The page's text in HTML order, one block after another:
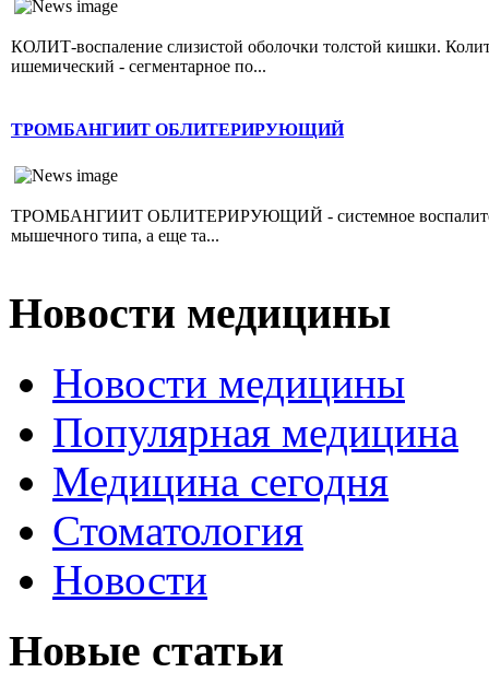
КОЛИТ-воспаление слизистой оболочки толстой кишки.
ишемический - сегментарное по...
ТРОМБАНГИИТ ОБЛИТЕРИРУЮЩИЙ
ТРОМБАНГИИТ ОБЛИТЕРИРУЮЩИЙ - системное
мышечного типа, а еще та...
Новости медицины
Новости медицины
Популярная медицина
Медицина сегодня
Стоматология
Новости
Новые статьи